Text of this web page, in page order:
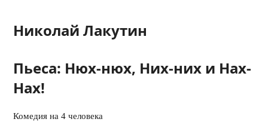
Николай Лакутин
Пьеса: Нюх-нюх, Них-них и Нах-
Нах!
Комедия на 4 человека